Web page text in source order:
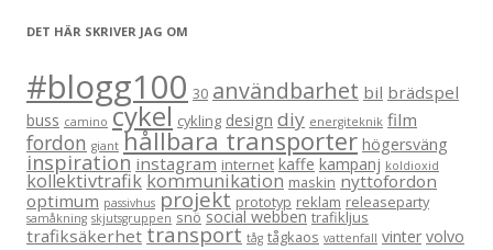
DET HÄR SKRIVER JAG OM
#blogg100 30 användbarhet bil brädspel
buss camino cykel cykling design diy energiteknik film
fordon giant hållbara transporter högersväng
inspiration instagram internet kaffe kampanj koldioxid
kollektivtrafik kommunikation maskin nyttofordon
optimum passivhus projekt prototyp reklam releaseparty
samåkning skjutsgruppen snö social webben trafikljus
trafiksäkerhet transport tåg tågkaos vattenfall vinter volvo